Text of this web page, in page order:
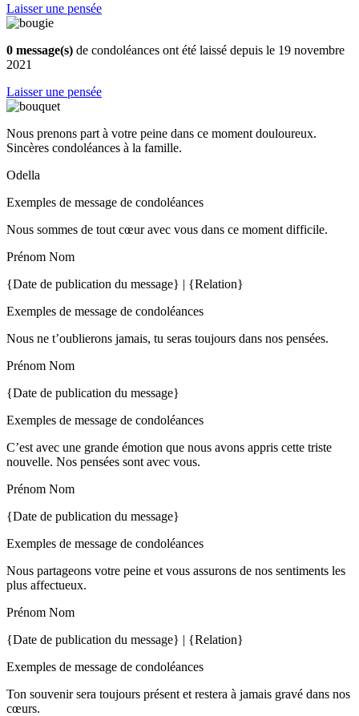
Laisser une pensée
0 message(s) de condoléances ont été laissé depuis le 19 novembre
2021
Laisser une pensée
Nous prenons part à votre peine dans ce moment douloureux.
Sincères condoléances à la famille.
Odella
Exemples de message de condoléances
Nous sommes de tout cœur avec vous dans ce moment difficile.
Prénom Nom
{Date de publication du message} | {Relation}
Exemples de message de condoléances
Nous ne t’oublierons jamais, tu seras toujours dans nos pensées.
Prénom Nom
{Date de publication du message}
Exemples de message de condoléances
C’est avec une grande émotion que nous avons appris cette triste
nouvelle. Nos pensées sont avec vous.
Prénom Nom
{Date de publication du message}
Exemples de message de condoléances
Nous partageons votre peine et vous assurons de nos sentiments les
plus affectueux.
Prénom Nom
{Date de publication du message} | {Relation}
Exemples de message de condoléances
Ton souvenir sera toujours présent et restera à jamais gravé dans nos
cœurs.